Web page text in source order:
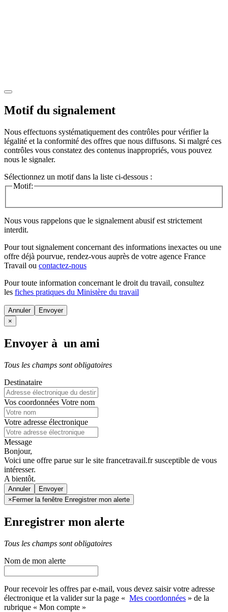
Motif du signalement
Nous effectuons systématiquement des contrôles pour vérifier la
légalité et la conformité des offres que nous diffusons. Si malgré ces
contrôles vous constatez des contenus inappropriés, vous pouvez
nous le signaler.
Sélectionnez un motif dans la liste ci-dessous :
Motif:
Nous vous rappelons que le signalement abusif est strictement
interdit.
Pour tout signalement concernant des informations inexactes ou une
offre déjà pourvue, rendez-vous auprès de votre agence France
Travail ou contactez-nous
Pour toute information concernant le droit du travail, consultez
les fiches pratiques du Ministère du travail
Annuler
×
Envoyer à un ami
Tous les champs sont obligatoires
Destinataire
Vos coordonnées Votre nom
Votre adresse électronique
Message
Bonjour,
Voici une offre parue sur le site francetravail.fr susceptible de vous
intéresser.
A bientôt.
Annuler
× Fermer la fenêtre Enregistrer mon alerte
Enregistrer mon alerte
Tous les champs sont obligatoires
Nom de mon alerte
Pour recevoir les offres par e-mail, vous devez saisir votre adresse
électronique et la valider sur la page « Mes coordonnées » de la
rubrique « Mon compte »